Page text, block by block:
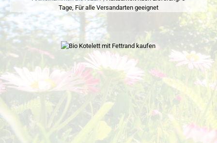
Tage, Für alle Versandarten geeignet
Bildergalerie überspringen